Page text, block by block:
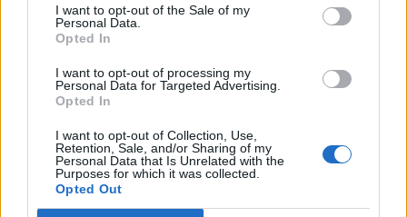
I want to opt-out of the Sale of my
Personal Data.
Opted In
I want to opt-out of processing my
Personal Data for Targeted Advertising.
Opted In
I want to opt-out of Collection, Use,
Retention, Sale, and/or Sharing of my
Personal Data that Is Unrelated with the
Purposes for which it was collected.
Opted Out
20.05.26
με δικό της περιεχόμενο, καταλήγει να παράγει όλο και πιο
άψυχο, προβλέψιμο και μέτριο υλικό. Με λίγα λόγια, το
internet μετατρέπεται σιγά σιγά